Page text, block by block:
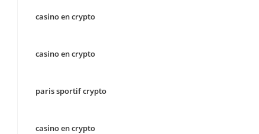
casino en crypto
casino en crypto
paris sportif crypto
casino en crypto